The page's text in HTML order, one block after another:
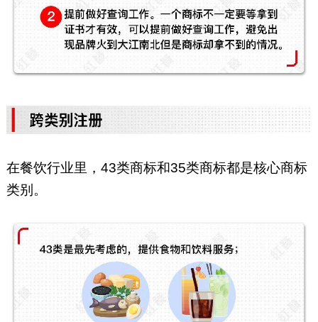
在餐饮行业里，43类商标和35类商标都是核心商标
类别。